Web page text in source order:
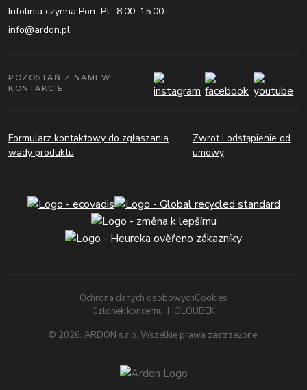
Infolinia czynna Pon.-Pt.: 8:00–15:00
info@ardon.pl
POZOSTAŃ Z NAMI W
KONTAKCIE
Formularz kontaktowy do zgłaszania
wady produktu
Zwrot i odstąpienie od
umowy
Ochrona danych osobowychCookies
Członek koncernu HOLOUBEK
© 2026. ARDON s.r.o. Wszelkie prawa zastrzeżone.